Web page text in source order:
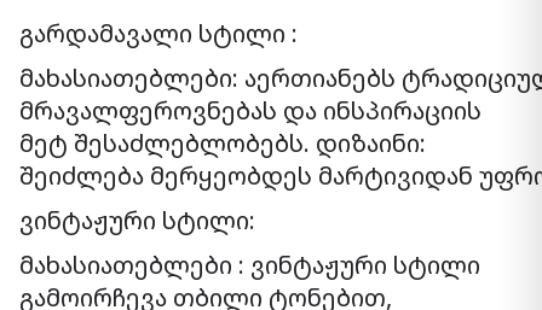
გარდამავალი სტილი :
მახასიათებლები: აერთიანებს
მრავალფეროვნებას და ინსპირაციის
მეტ შესაძლებლობებს. დიზაინი:
შეიძლება მერყეობდეს მარტივიდან
ვინტაჟური სტილი:
მახასიათებლები : ვინტაჟური სტილი
გამოირჩევა თბილი ტონებით,